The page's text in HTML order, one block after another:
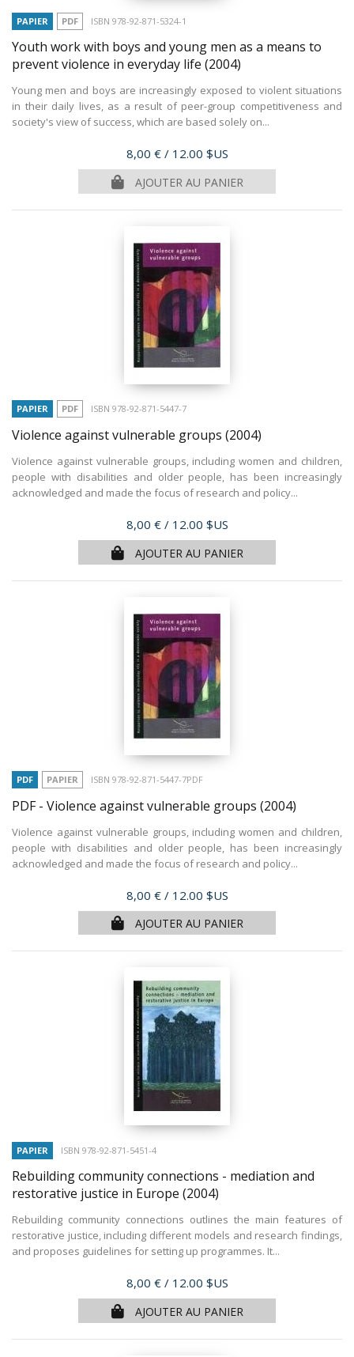
PAPIER PDF ISBN 978-92-871-5324-1
Youth work with boys and young men as a means to
prevent violence in everyday life (2004)
Young men and boys are increasingly exposed to violent situations
in their daily lives, as a result of peer-group competitiveness and
society's view of success, which are based solely on...
Prix
8,00 € / 12.00 $US
AJOUTER AU PANIER
PAPIER PDF ISBN 978-92-871-5447-7
Violence against vulnerable groups (2004)
Violence against vulnerable groups, including women and children,
people with disabilities and older people, has been increasingly
acknowledged and made the focus of research and policy...
Prix
8,00 € / 12.00 $US
AJOUTER AU PANIER
PDF PAPIER ISBN 978-92-871-5447-7PDF
PDF - Violence against vulnerable groups (2004)
Violence against vulnerable groups, including women and children,
people with disabilities and older people, has been increasingly
acknowledged and made the focus of research and policy...
Prix
8,00 € / 12.00 $US
AJOUTER AU PANIER
PAPIER ISBN 978-92-871-5451-4
Rebuilding community connections - mediation and
restorative justice in Europe (2004)
Rebuilding community connections outlines the main features of
restorative justice, including different models and research findings,
and proposes guidelines for setting up programmes. It...
Prix
8,00 € / 12.00 $US
AJOUTER AU PANIER